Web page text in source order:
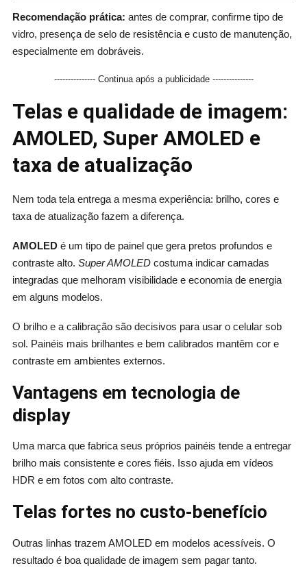
Recomendação prática: antes de comprar, confirme tipo de
vidro, presença de selo de resistência e custo de manutenção,
especialmente em dobráveis.
--------------- Continua após a publicidade ---------------
Telas e qualidade de imagem:
AMOLED, Super AMOLED e
taxa de atualização
Nem toda tela entrega a mesma experiência: brilho, cores e
taxa de atualização fazem a diferença.
AMOLEDé um tipo de painel que gera pretos profundos e
contraste alto. Super AMOLEDcostuma indicar camadas
integradas que melhoram visibilidade e economia de energia
em alguns modelos.
O brilho e a calibração são decisivos para usar o celular sob
sol. Painéis mais brilhantes e bem calibrados mantêm cor e
contraste em ambientes externos.
Vantagens em tecnologia de
display
Uma marca que fabrica seus próprios painéis tende a entregar
brilho mais consistente e cores fiéis. Isso ajuda em vídeos
HDR e em fotos com alto contraste.
Telas fortes no custo-benefício
Outras linhas trazem AMOLED em modelos acessíveis. O
resultado é boa qualidade de imagem sem pagar tanto.